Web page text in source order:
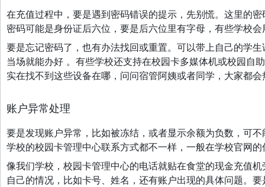
在充值过程中，要是遇到密码错误的提示，先别慌。这里的
密码可能是身份证后六位，要是后六位里有字母，有些学校
要是忘记密码了，也有办法找回或重置。可以带上自己的学
当场就能办好 。有些学校还支持在校园卡多媒体机或校园自
实在找不到这些设备在哪，问问宿管阿姨或者同学，大家都
账户异常处理
要是发现账户异常，比如被冻结，或者显示余额为负数，可
学校的校园卡管理中心联系方式都不一样，一般在学校官网
像我们学校，校园卡管理中心的电话就贴在食堂的现金充值
自己的情况，比如卡号、姓名，还有账户出现的具体问题。